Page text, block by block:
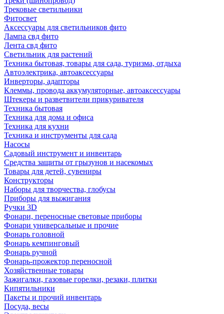
Трековые светильники
Фитосвет
Аксессуары для светильников фито
Лампа свд фито
Лента свд фито
Светильник для растений
Техника бытовая, товары для сада, туризма, отдыха
Автоэлектрика, автоаксессуары
Инверторы, адапторы
Клеммы, провода аккумуляторные, автоаксессуары
Штекеры и разветвители прикуривателя
Техника бытовая
Техника для дома и офиса
Техника для кухни
Техника и инструменты для сада
Насосы
Садовый инструмент и инвентарь
Средства защиты от грызунов и насекомых
Товары для детей, сувениры
Конструкторы
Наборы для творчества, глобусы
Приборы для выжигания
Ручки 3D
Фонари, переносные световые приборы
Фонари универсальные и прочие
Фонарь головной
Фонарь кемпинговый
Фонарь ручной
Фонарь-прожектор переносной
Хозяйственные товары
Зажигалки, газовые горелки, резаки, плитки
Кипятильники
Пакеты и прочий инвентарь
Посуда, весы